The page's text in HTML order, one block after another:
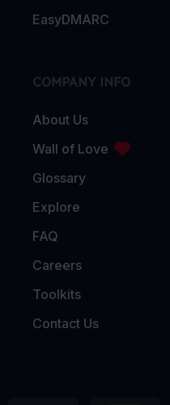
EasyDMARC
COMPANY INFO
About Us
Wall of Love
Glossary
Explore
FAQ
Careers
Toolkits
Contact Us